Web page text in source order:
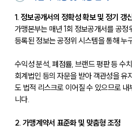
1. 정보공개서의 정확성 확보 및 정기 갱
가맹본부는 매년 1회 정보공개서를 공정
등록된 정보는 공정위 시스템을 통해 누
수익성 분석, 폐점률, 브랜드 평판 등 수
회계법인 등의 자문을 받아 객관성을 유
도 법적 리스크로 이어질 수 있으므로
니다.
2. 가맹계약서 표준화 및 맞춤형 조정